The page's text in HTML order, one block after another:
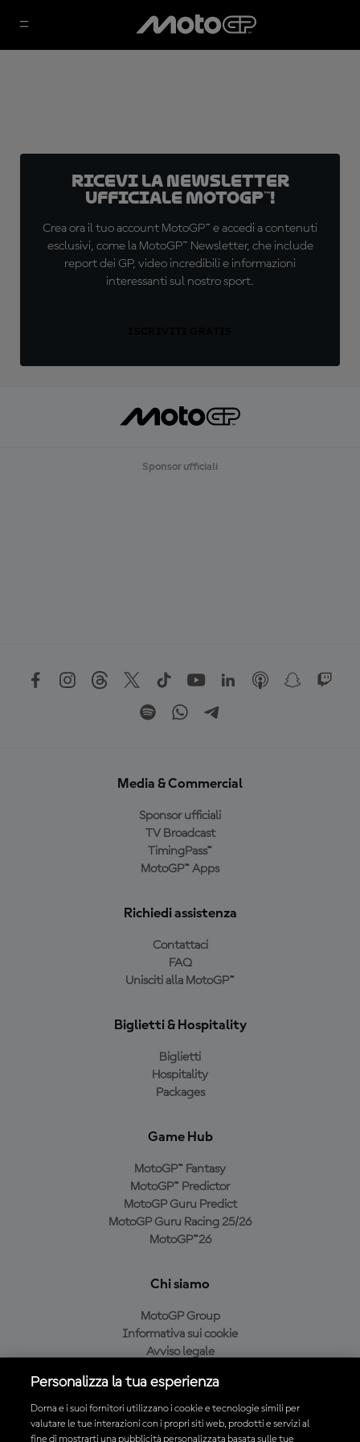
Ricevi la newsletter
ufficiale MotoGP™!
Crea ora il tuo account MotoGP™ e accedi a contenuti
esclusivi, come la MotoGP™ Newsletter, che include
report dei GP, video incredibili e informazioni
interessanti sul nostro sport.
Sponsor ufficiali
Media & Commercial
Sponsor ufficiali
TV Broadcast
TimingPass™
MotoGP™ Apps
Richiedi assistenza
Contattaci
FAQ
Unisciti alla MotoGP™
Biglietti & Hospitality
Biglietti
Hospitality
Packages
Game Hub
MotoGP™ Fantasy
MotoGP™ Predictor
MotoGP Guru Predict
MotoGP Guru Racing 25/26
MotoGP™26
Chi siamo
MotoGP Group
Informativa sui cookie
Avviso legale
Condizioni di acquisto
Personalizza la tua esperienza
Dorna e i suoi fornitori utilizzano i cookie e tecnologie simili per
valutare le tue interazioni con i propri siti web, prodotti e servizi al
fine di mostrarti una pubblicità personalizzata basata sulle tue